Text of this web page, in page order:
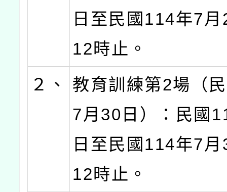
日至民國114年7
12時止。
２、
教育訓練第2場（
7月30日）：民國
日至民國114年7
12時止。